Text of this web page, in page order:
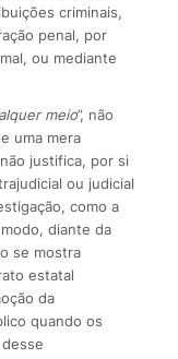
criminais,
penal, por
ou mediante
meio”, não
uma mera
justifica, por si
ou judicial
como a
diante da
se mostra
estatal
da
quando os